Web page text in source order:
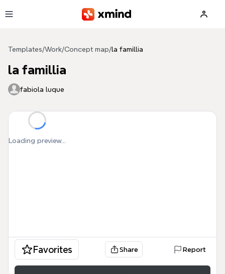
Templates/Work/Concept map/la famillia
la famillia
fabiola luque
Loading preview...
Favorites Share Report